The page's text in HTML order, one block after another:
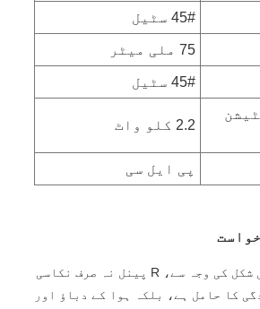
45# سٹیل
75 ملی میٹر
45# سٹیل
2.2 کلو واٹ
پی ایل سی
اپنی منفرد لہر کی شکل کی وجہ سے، R پینل نہ صرف نکاسی
کا حامل ہے، بلکہ ہوا کے دباؤ اور